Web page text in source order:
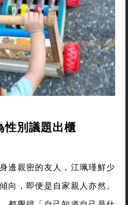
性別議題出櫃
邊親密的友人，江珮瑾鮮少
向，即便是自家親人亦然。